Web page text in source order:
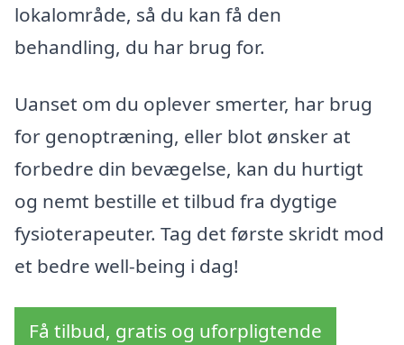
lokalområde, så du kan få den
behandling, du har brug for.
Uanset om du oplever smerter, har brug
for genoptræning, eller blot ønsker at
forbedre din bevægelse, kan du hurtigt
og nemt bestille et tilbud fra dygtige
fysioterapeuter. Tag det første skridt mod
et bedre well-being i dag!
Få tilbud, gratis og uforpligtende